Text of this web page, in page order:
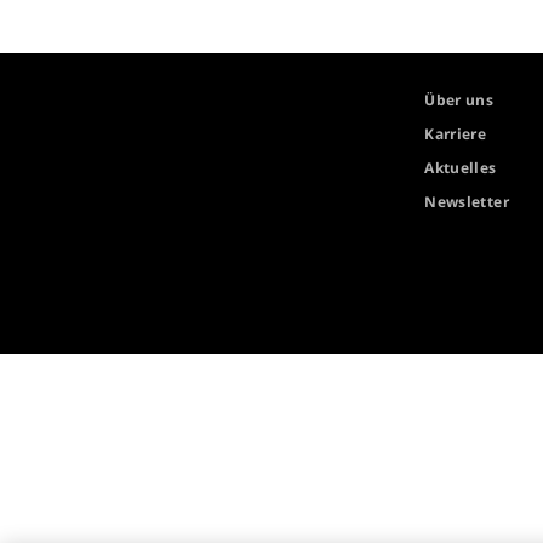
Über uns
Karriere
Aktuelles
Newsletter